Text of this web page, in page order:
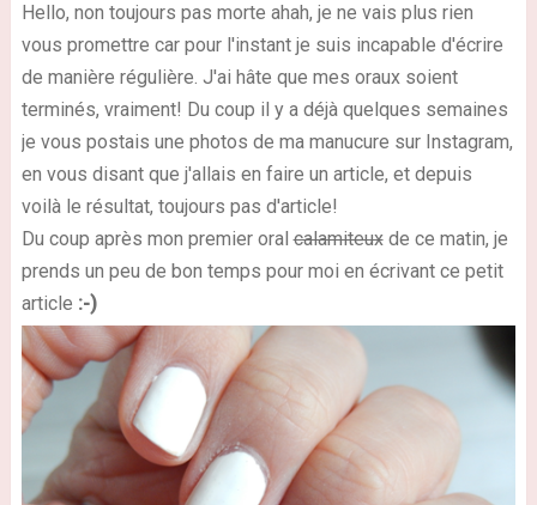
Hello, non toujours pas morte ahah, je ne vais plus rien
vous promettre car pour l'instant je suis incapable d'écrire
de manière régulière. J'ai hâte que mes oraux soient
terminés, vraiment! Du coup il y a déjà quelques semaines
je vous postais une photos de ma manucure sur Instagram,
en vous disant que j'allais en faire un article, et depuis
voilà le résultat, toujours pas d'article!
Du coup après mon premier oralcalamiteuxde ce matin, je
prends un peu de bon temps pour moi en écrivant ce petit
article :-)